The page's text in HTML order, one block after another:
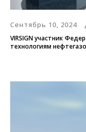
Сентябрь 10, 2024
VIRSIGN участник
технологиям